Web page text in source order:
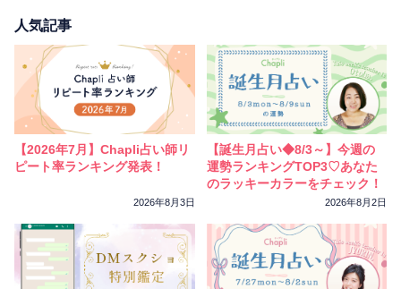
相性
人気記事
【2026年7月】Chapli占い師リ
ピート率ランキング発表！
2026年8月3日
【誕生月占い◆8/3～】今週の
運勢ランキングTOP3♡あなた
のラッキーカラーをチェック！
2026年8月2日